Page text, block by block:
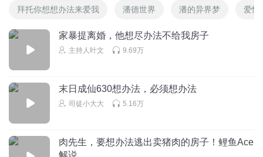
拜托你想想办法来爱我 潘德世界 潘的异界梦 爱情
家暴提离婚，他想尽办法不给我房子
主持人叶文 9.69万
末日成仙630想办法，必须想办法
司徒小大大 5.16万
肉先生，要想办法逃出卖猪肉的房子！鲤鱼Ace